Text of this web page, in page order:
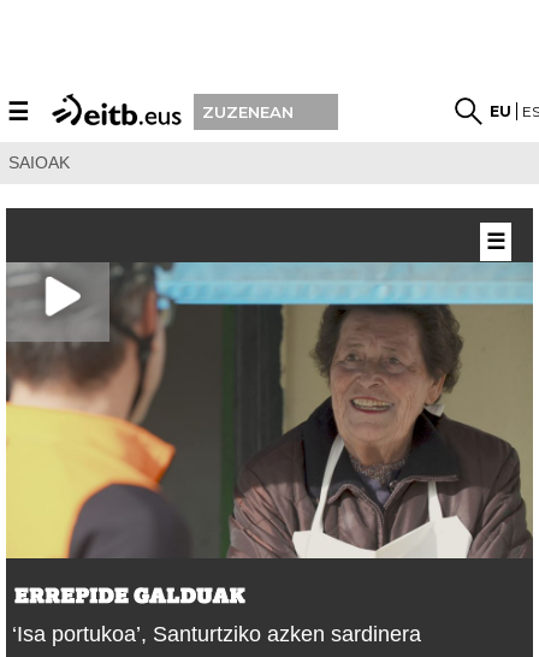
☰ ZUZENEAN EU
SAIOAK
‘Isa portukoa’, Santurtziko azken sardinera
☰